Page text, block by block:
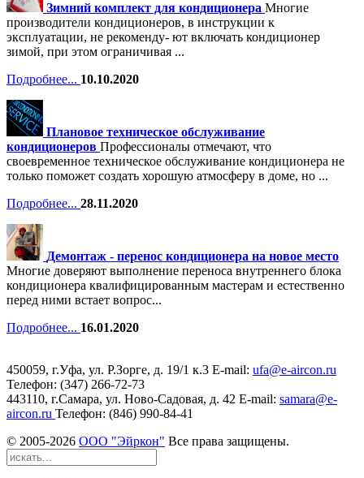
Зимний комплект для кондиционера Многие
производители кондиционеров, в инструкции к
эксплуатации, не рекоменду- ют включать кондиционер
зимой, при этом ограничивая ...
Подробнее... 10.10.2020
Плановое техническое обслуживание
кондиционеров Профессионалы отмечают, что
своевременное техническое обслуживание кондиционера не
только поможет создать хорошую атмосферу в доме, но ...
Подробнее... 28.11.2020
Демонтаж - перенос кондиционера на новое место
Многие доверяют выполнение переноса внутреннего блока
кондиционера квалифицированным мастерам и естественно
перед ними встает вопрос...
Подробнее... 16.01.2020
450059, г.Уфа, ул. Р.Зорге, д. 19/1 к.3 Е-mail: ufa@e-aircon.ru
Телефон: (347) 266-72-73
443110, г.Самара, ул. Ново-Садовая, д. 42 Е-mail: samara@e-
aircon.ru Телефон: (846) 990-84-41
© 2005-2026 ООО "Эйркон" Все права защищены.